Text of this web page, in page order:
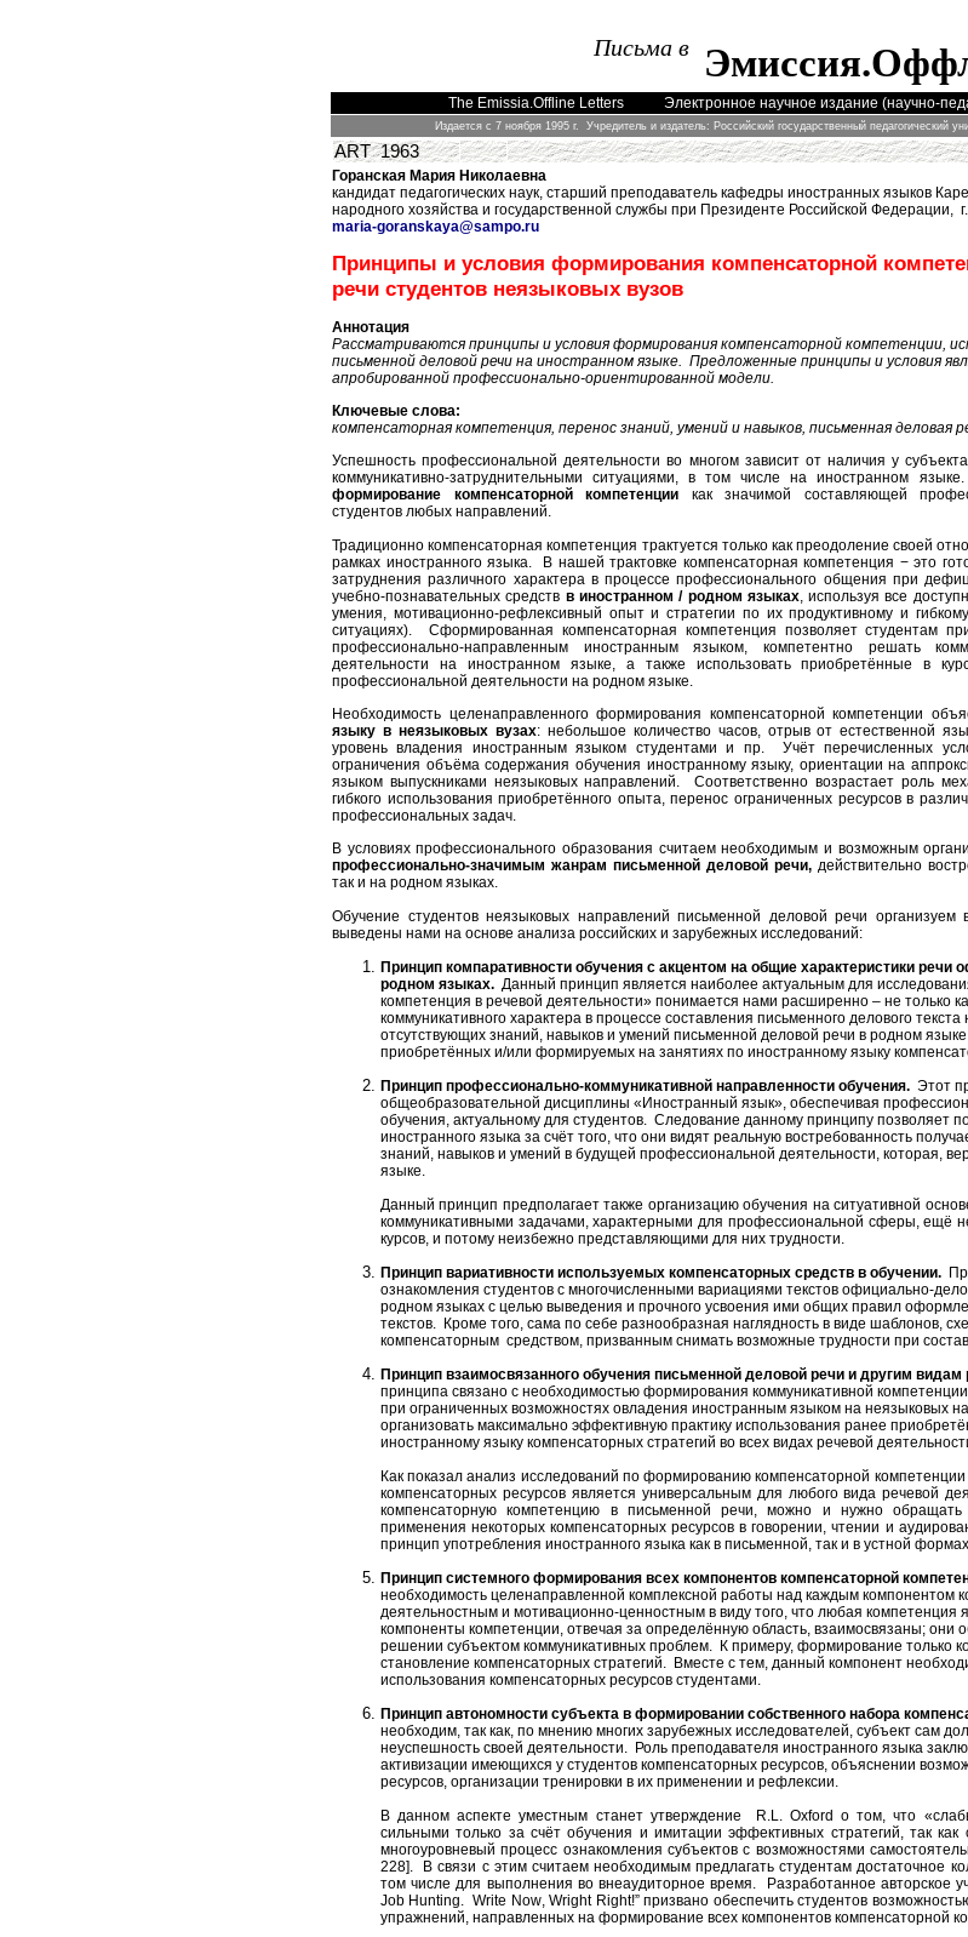
Письма в Эмиссия.
The Emissia.Offline Letters Электронное научное издание (научно-
Издается с 7 ноября 1995 г. Учредитель и издатель: Российский государственный педагогический
ART 1963
Горанская Мария Николаевна
кандидат педагогических наук, старший преподаватель кафедры иностранных языков
народного хозяйства и государственной службы при Президенте Российской Федерации,
maria-goranskaya@sampo.ru
Принципы и условия формирования компенсаторной
речи студентов неязыковых вузов
Аннотация
Рассматриваются принципы и условия формирования компенсаторной компетенции,
письменной деловой речи на иностранном языке. Предложенные принципы и условия
апробированной профессионально-ориентированной модели.
Ключевые слова:
компенсаторная компетенция, перенос знаний, умений и навыков, письменная деловая
Успешность профессиональной деятельности во многом зависит от наличия у
коммуникативно-затруднительными ситуациями, в том числе на иностранном
формирование компенсаторной компетенции как значимой составляющей
студентов любых направлений.
Традиционно компенсаторная компетенция трактуется только как преодоление своей
рамках иностранного языка. В нашей трактовке компенсаторная компетенция − это
затруднения различного характера в процессе профессионального общения при
учебно-познавательных средств в иностранном / родном языках, используя все
умения, мотивационно-рефлексивный опыт и стратегии по их продуктивному и
ситуациях). Сформированная компенсаторная компетенция позволяет студентам
профессионально-направленным иностранным языком, компетентно решать
деятельности на иностранном языке, а также использовать приобретённые в
профессиональной деятельности на родном языке.
Необходимость целенаправленного формирования компенсаторной компетенции
языку в неязыковых вузах: небольшое количество часов, отрыв от естественной
уровень владения иностранным языком студентами и пр. Учёт перечисленных
ограничения объёма содержания обучения иностранному языку, ориентации на
языком выпускниками неязыковых направлений. Соответственно возрастает роль
гибкого использования приобретённого опыта, перенос ограниченных ресурсов в
профессиональных задач.
В условиях профессионального образования считаем необходимым и возможным
профессионально-значимым жанрам письменной деловой речи, действительно
так и на родном языках.
Обучение студентов неязыковых направлений письменной деловой речи организуем
выведены нами на основе анализа российских и зарубежных исследований:
Принцип компаративности обучения с акцентом на общие характеристики речи
родном языках. Данный принцип является наиболее актуальным для
компетенция в речевой деятельности» понимается нами расширенно – не только
коммуникативного характера в процессе составления письменного делового
отсутствующих знаний, навыков и умений письменной деловой речи в родном
приобретённых и/или формируемых на занятиях по иностранному языку
Принцип профессионально-коммуникативной направленности обучения. Этот
общеобразовательной дисциплины «Иностранный язык», обеспечивая
обучения, актуальному для студентов. Следование данному принципу позволяет
иностранного языка за счёт того, что они видят реальную востребованность
знаний, навыков и умений в будущей профессиональной деятельности, которая,
языке.
Данный принцип предполагает также организацию обучения на ситуативной
коммуникативными задачами, характерными для профессиональной сферы, ещё
курсов, и потому неизбежно представляющими для них трудности.
Принцип вариативности используемых компенсаторных средств в обучении.
ознакомления студентов с многочисленными вариациями текстов официально-
родном языках с целью выведения и прочного усвоения ими общих правил
текстов. Кроме того, сама по себе разнообразная наглядность в виде шаблонов,
компенсаторным средством, призванным снимать возможные трудности при
Принцип взаимосвязанного обучения письменной деловой речи и другим видам
принципа связано с необходимостью формирования коммуникативной
при ограниченных возможностях овладения иностранным языком на неязыковых
организовать максимально эффективную практику использования ранее
иностранному языку компенсаторных стратегий во всех видах речевой
Как показал анализ исследований по формированию компенсаторной
компенсаторных ресурсов является универсальным для любого вида речевой
компенсаторную компетенцию в письменной речи, можно и нужно обращать
применения некоторых компенсаторных ресурсов в говорении, чтении и
принцип употребления иностранного языка как в письменной, так и в устной
Принцип системного формирования всех компонентов компенсаторной
необходимость целенаправленной комплексной работы над каждым компонентом
деятельностным и мотивационно-ценностным в виду того, что любая компетенция
компоненты компетенции, отвечая за определённую область, взаимосвязаны; они
решении субъектом коммуникативных проблем. К примеру, формирование только
становление компенсаторных стратегий. Вместе с тем, данный компонент
использования компенсаторных ресурсов студентами.
Принцип автономности субъекта в формировании собственного набора
необходим, так как, по мнению многих зарубежных исследователей, субъект сам
неуспешность своей деятельности. Роль преподавателя иностранного языка
активизации имеющихся у студентов компенсаторных ресурсов, объяснении
ресурсов, организации тренировки в их применении и рефлексии.
В данном аспекте уместным станет утверждение R L Oxford о том, что
сильными только за счёт обучения и имитации эффективных стратегий, так как
многоуровневый процесс ознакомления субъектов с возможностями
228]. В связи с этим считаем необходимым предлагать студентам достаточное
том числе для выполнения во внеаудиторное время. Разработанное авторское
Job Hunting
.Write Now,Wright Right!” призвано обеспечить студентов
упражнений, направленных на формирование всех компонентов компенсаторной